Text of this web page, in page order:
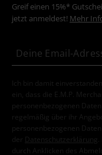
Greif einen 15%*
jetzt anmeldest! Mehr
Ich bin damit
ein, dass die E.M.P.
personenbezogenen
regelmäßig über ihr
personenbezogenen
der
Datenschutzerklärung
durch Anklicken des